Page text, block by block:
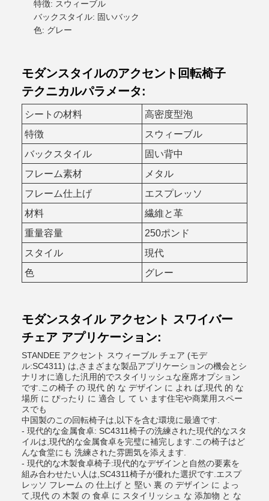
特徴: スウィーブル
バックスタイル: 固いバック
色: グレー
モダンスタイルのアクセント回転椅子
テクニカルパラメータ:
シートの材料
高密度型泡
特徴
スウィーブル
バックスタイル
固い背中
フレーム素材
メタル
フレーム仕上げ
エスプレッソ
材料
繊維と革
重量容量
250ポンド
スタイル
現代
色
グレー
モダンスタイル アクセント スワイバー
チェア アプリケーション:
STANDEE アクセント スウィーブル チェア (モデ
ル:SC4311) は,さまざまな製品アプリケーションの機会とシ
ナリオに適した汎用的でスタイリッシュな座席オプション
です.この椅子 の 現代 的 な デザイン に よれ ば,現代 的 な
場所 に ぴったり に 適合 し て い ます住宅や商業用スペー
スでも
中国製のこの回転椅子は,以下を含む環境に最適です.
- 現代的な金属食卓: SC4311椅子の洗練された現代的なスタ
イルは,現代的な金属食卓を完璧に補完します.この椅子はど
んな食堂にも 洗練された雰囲気を添えます.
- 現代的な木製食卓椅子:現代的なデザインと自然の要素を
組み合わせたい人は,SC4311椅子が優れた選択です.エスプ
レッソ フレーム の 仕上げ と 堅い 裏 の デザイン に よっ
て,現代 の 木製 の 食卓 に スタイリッシュ な 添加物 と な